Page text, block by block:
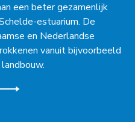
een beter gezamenlijk
estuarium. De
en Nederlandse
vanuit bijvoorbeeld